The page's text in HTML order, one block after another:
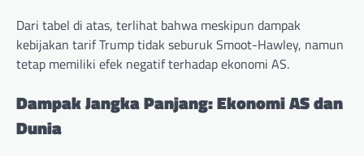
Dari tabel di atas, terlihat bahwa meskipun dampak
kebijakan tarif Trump tidak seburuk Smoot-Hawley, namun
tetap memiliki efek negatif terhadap ekonomi AS.
Dampak Jangka Panjang: Ekonomi AS dan
Dunia